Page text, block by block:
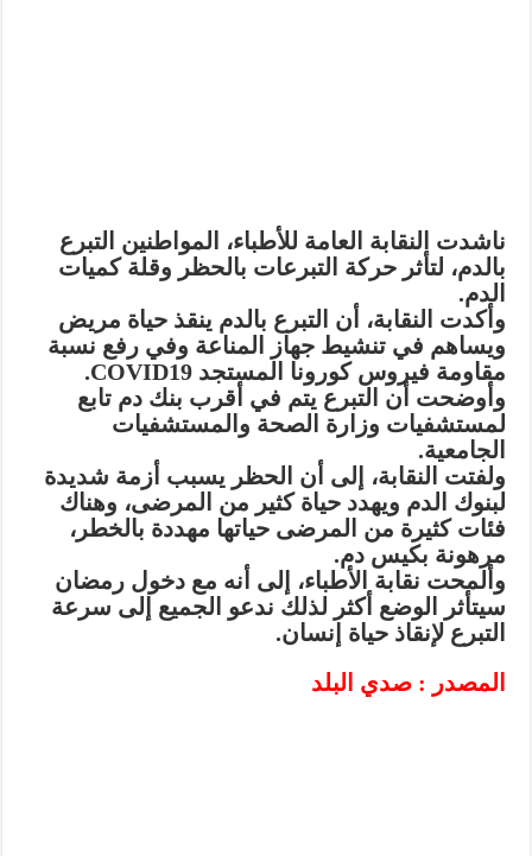
ناشدت النقابة العامة للأطباء، المواطنين التبرع
بالدم، لتأثر حركة التبرعات بالحظر وقلة كميات
الدم.
وأكدت النقابة، أن التبرع بالدم ينقذ حياة مريض
ويساهم في تنشيط جهاز المناعة وفي رفع نسبة
مقاومة فيروس كورونا المستجد COVID19.
وأوضحت أن التبرع يتم في أقرب بنك دم تابع
لمستشفيات وزارة الصحة والمستشفيات
الجامعية.
ولفتت النقابة، إلى أن الحظر يسبب أزمة شديدة
لبنوك الدم ويهدد حياة كثير من المرضى، وهناك
فئات كثيرة من المرضى حياتها مهددة بالخطر،
مرهونة بكيس دم.
وألمحت نقابة الأطباء، إلى أنه مع دخول رمضان
سيتأثر الوضع أكثر لذلك ندعو الجميع إلى سرعة
التبرع لإنقاذ حياة إنسان.
المصدر : صدي البلد